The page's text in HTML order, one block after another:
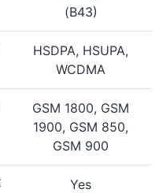
(B43)
HSDPA, HSUPA,
WCDMA
GSM 1800, GSM
1900, GSM 850,
GSM 900
Yes